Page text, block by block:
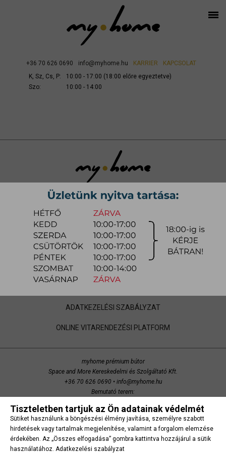
Tiszteletben tartjuk az Ön adatainak védelmét
Sütiket használunk a böngészési élmény javítása, személyre szabott
hirdetések vagy tartalmak megjelenítése, valamint a forgalom elemzése
érdekében. Az „Összes elfogadása” gombra kattintva hozzájárul a sütik
használatához. Adatkezelési szabályzat
+36 70 626 0690 info@myhome.hu KARRIER
KAPCSOLAT
K, Sz, Cs, P:
10:00 - 17:00 (18:00 előre egyeztetve)
Szo:
10:00 - 14:00
VÁSÁRLÁS MENETE
KAPCSOLAT
ÁSZF
ADATKEZELÉSI SZABÁLYZAT
ONLINE VITARENDEZÉSI PLATFORM
myhome prémium bútor
Space and More Kereskedelmi és Szolgáltató Kft.
+36 70 626 0690 • info@myhome.hu
Bemutató terem:
copyright 2014 Space and More. minden jog fenntartva.
Süti beállítások